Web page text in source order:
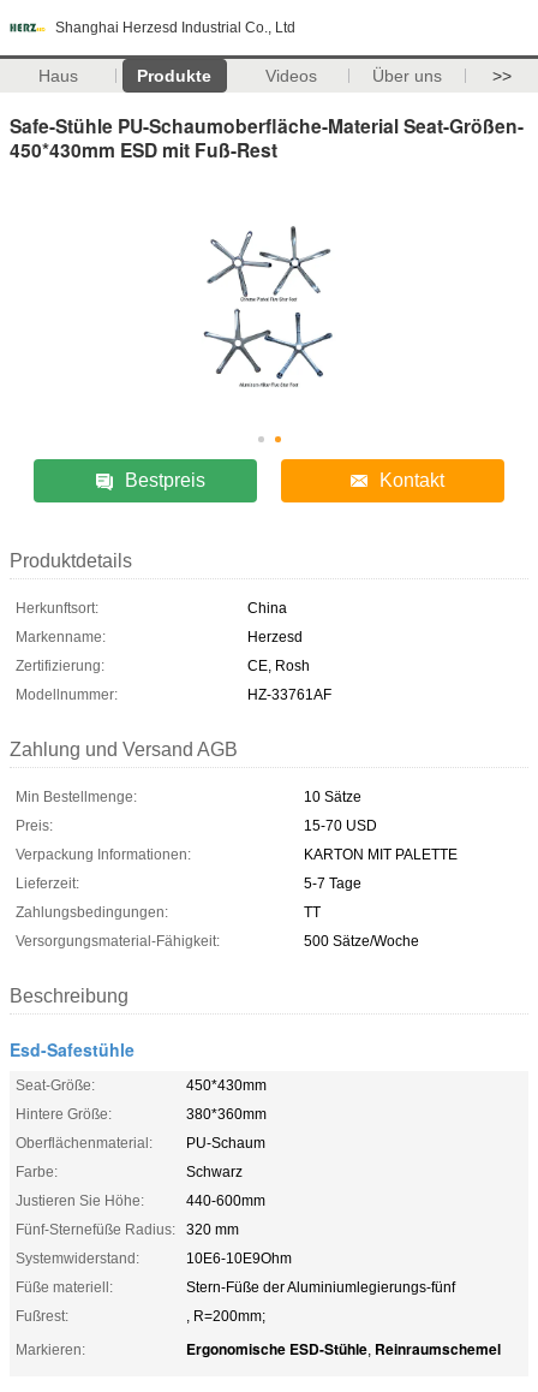
Shanghai Herzesd Industrial Co., Ltd
Haus Produkte Videos Über uns >>
Safe-Stühle PU-Schaumoberfläche-Material Seat-Größen-
450*430mm ESD mit Fuß-Rest
Bestpreis Kontakt
Produktdetails
Herkunftsort:
China
Markenname:
Herzesd
Zertifizierung:
CE, Rosh
Modellnummer:
HZ-33761AF
Zahlung und Versand AGB
Min Bestellmenge:
10 Sätze
Preis:
15-70 USD
Verpackung Informationen:
KARTON MIT PALETTE
Lieferzeit:
5-7 Tage
Zahlungsbedingungen:
TT
Versorgungsmaterial-Fähigkeit:
500 Sätze/Woche
Beschreibung
Esd-Safestühle
Seat-Größe:
450*430mm
Hintere Größe:
380*360mm
Oberflächenmaterial:
PU-Schaum
Farbe:
Schwarz
Justieren Sie Höhe:
440-600mm
Fünf-Sternefüße Radius:
320 mm
Systemwiderstand:
10E6-10E9Ohm
Füße materiell:
Stern-Füße der Aluminiumlegierungs-fünf
Fußrest:
, R=200mm;
Markieren:
Ergonomische ESD-Stühle, Reinraumschemel